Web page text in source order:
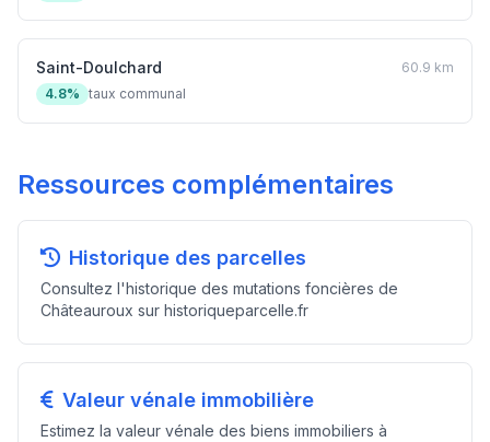
Saint-Doulchard
60.9 km
4.8% taux communal
Ressources complémentaires
Historique des parcelles
Consultez l'historique des mutations foncières de
Châteauroux sur historiqueparcelle.fr
Valeur vénale immobilière
Estimez la valeur vénale des biens immobiliers à